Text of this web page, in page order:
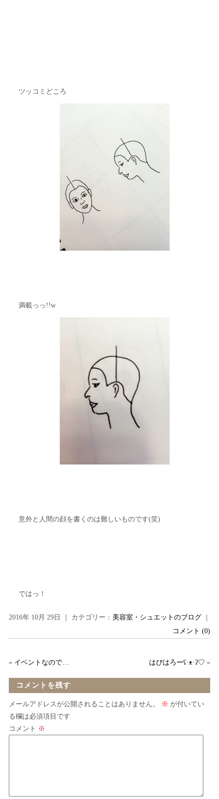
ツッコミどころ
満載っっ!!w
意外と人間の顔を書くのは難しいものです(笑)
ではっ！
2016年 10月 29日 ｜ カテゴリー： 美容室・シュエットのブログ
コメント (0)
« イベントなので… はぴはろーʕ·ᴥ·ʔ♡ »
コメントを残す
メールアドレスが公開されることはありません。 ※ が付いてい
る欄は必須項目です
コメント ※